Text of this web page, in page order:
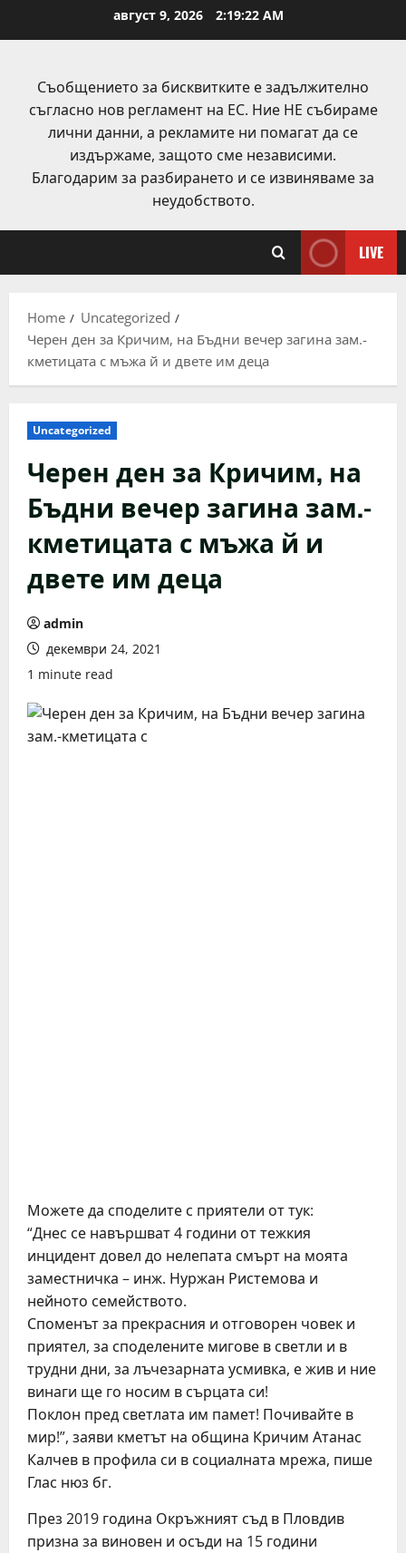
август 9, 2026 2:19:23 AM
Съобщението за бисквитките е задължително
съгласно нов регламент на ЕС. Ние НЕ събираме
лични данни, а рекламите ни помагат да се
издържаме, защото сме независими.
Благодарим за разбирането и се извиняваме за
неудобството.
LIVE
Home
Uncategorized
Черен ден за Кричим, на Бъдни вечер загина зам.-
кметицата с мъжа й и двете им деца
Uncategorized
Черен ден за Кричим, на
Бъдни вечер загина зам.-
кметицата с мъжа й и
двете им деца
admin
декември 24, 2021
1 minute read
Можете да споделите с приятели от тук:
“Днес се навършват 4 години от тежкия
инцидент довел до нелепата смърт на моята
заместничка – инж. Нуржан Ристемова и
нейното семейството.
Споменът за прекрасния и отговорен човек и
приятел, за споделените мигове в светли и в
трудни дни, за лъчезарната усмивка, е жив и ние
винаги ще го носим в сърцата си!
Поклон пред светлата им памет! Почивайте в
мир!”, заяви кметът на община Кричим Атанас
Калчев в профила си в социалната мрежа, пише
Глас нюз бг.
През 2019 година Окръжният съд в Пловдив
призна за виновен и осъди на 15 години